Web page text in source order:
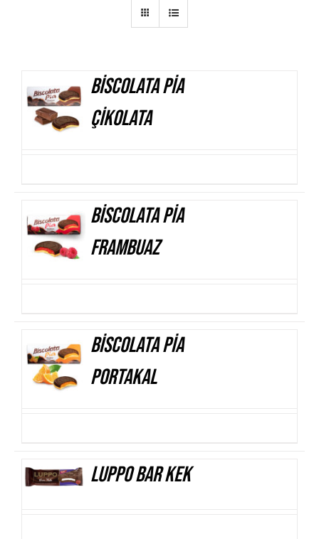
AYRINTILAR
Biscolata Pia
Çikolata
AYRINTILAR
Biscolata Pia
Frambuaz
AYRINTILAR
Biscolata Pia
Portakal
AYRINTILARLuppo Bar Kek